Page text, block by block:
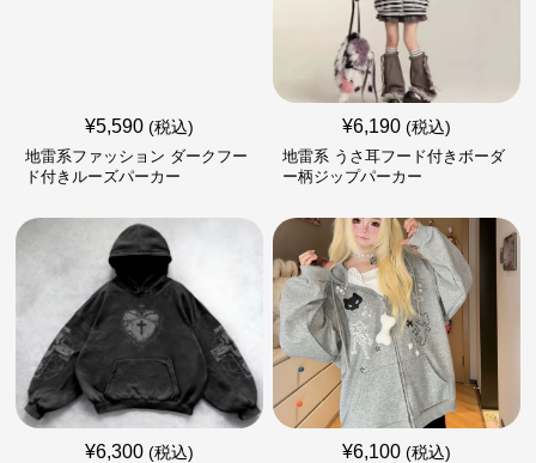
¥5,590 (税込)
地雷系ファッション ダークフー
ド付きルーズパーカー
¥6,190 (税込)
地雷系 うさ耳フード付きボーダ
ー柄ジップパーカー
¥6,300 (税込) ¥6,100 (税込)